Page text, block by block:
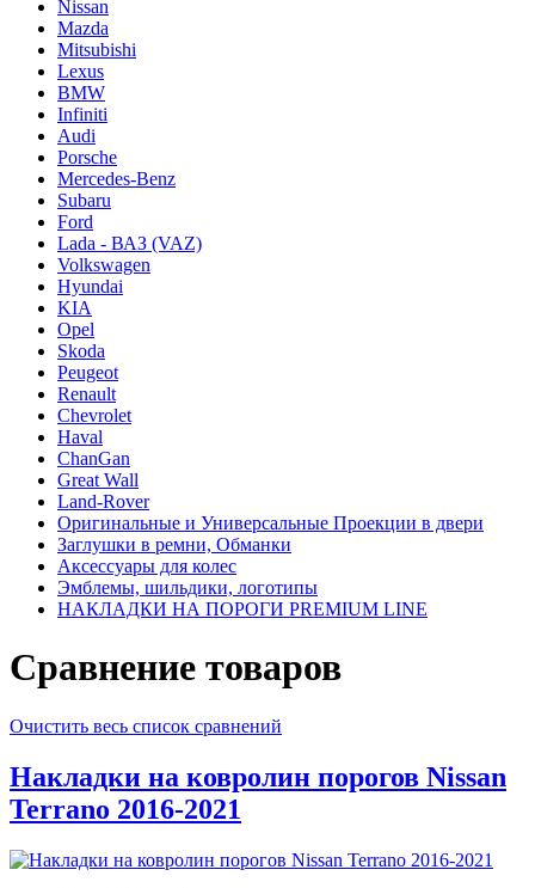
Nissan
Mazda
Mitsubishi
Lexus
BMW
Infiniti
Audi
Porsche
Mercedes-Benz
Subaru
Ford
Lada - ВАЗ (VAZ)
Volkswagen
Hyundai
KIA
Opel
Skoda
Peugeot
Renault
Chevrolet
Haval
ChanGan
Great Wall
Land-Rover
Оригинальные и Универсальные Проекции в двери
Заглушки в ремни, Обманки
Аксессуары для колес
Эмблемы, шильдики, логотипы
НАКЛАДКИ НА ПОРОГИ PREMIUM LINE
Сравнение товаров
Очистить весь список сравнений
Накладки на ковролин порогов Nissan
Terrano 2016-2021